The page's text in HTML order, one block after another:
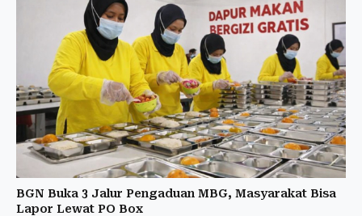
BGN Buka 3 Jalur Pengaduan MBG, Masyarakat Bisa
Lapor Lewat PO Box